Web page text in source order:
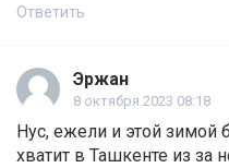
Ответить
Эржан
8 октября 2023 08:18
Нус, ежели и этой зимой
хватит в Ташкенте из за